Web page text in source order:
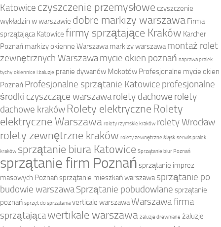
Katowice czyszczenie przemysłowe czyszczenie
wykładzin w warszawie dobre markizy warszawa Firma
sprzątająca Katowice firmy sprzątające Kraków Karcher
Poznań markizy okienne Warszawa markizy warszawa montaż rolet
zewnętrznych Warszawamycie okien poznań naprawa pralek
tychy okiennice i żaluzje pranie dywanów Mokotów Profesjonalne mycie okien
Poznań Profesjonalne sprzątanie Katowice profesjonalne
środki czyszczące warszawarolety dachowe rolety
dachowe kraków Rolety elektryczne Rolety
elektryczne Warszawa rolety rzymskie kraków rolety Wrocław
rolety zewnętrzne kraków rolety zewnętrzne śląsk serwis pralek
kraków sprzątanie biura Katowice Sprzątanie biur Poznań
sprzątanie firm Poznań sprzątanie imprez
masowych Poznańsprzątanie mieszkań warszawa sprzątanie po
budowie warszawaSprzątanie pobudowlane sprzątanie
poznań sprzęt do sprzątania verticale warszawaWarszawa firma
sprzątającawertikale warszawa żaluzje drewniane żaluzje